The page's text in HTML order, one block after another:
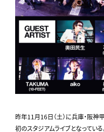
昨年11月16日（土）に兵庫・阪神
初のスタジアムライブとなってい